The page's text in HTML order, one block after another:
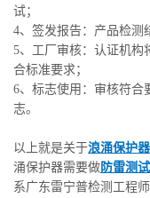
试；
4、签发报告：产品检测
5、工厂审核：认证机构
合标准要求；
6、标志使用：审核符合
志。
以上就是关于浪涌保护
涌保护器需要做防雷测试
系广东雷宁普检测工程师